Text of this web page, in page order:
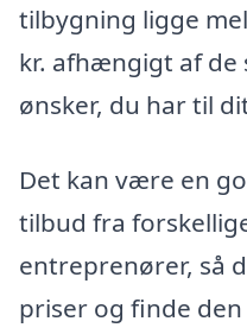
tilbygning ligge
kr. afhængigt af de
ønsker, du har til
Det kan være en
tilbud fra
entreprenører, så
priser og finde